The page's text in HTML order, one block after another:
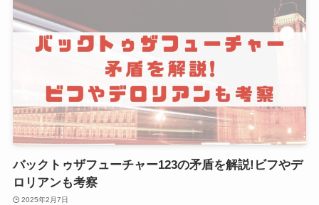
バックトゥザフューチャー123の矛盾を解説!ビフやデ
ロリアンも考察
2025年2月7日